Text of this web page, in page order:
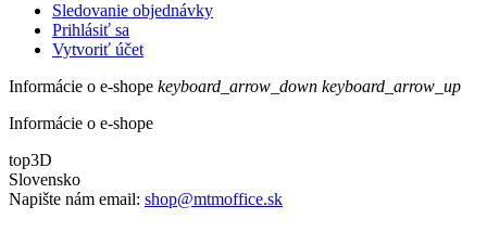
Sledovanie objednávky
Prihlásiť sa
Vytvoriť účet
Informácie o e-shope keyboard_arrow_down keyboard_arrow_up
Informácie o e-shope
top3D
Slovensko
Napište nám email: shop@mtmoffice.sk